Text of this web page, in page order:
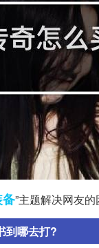
”主题解决网友
到哪去打?